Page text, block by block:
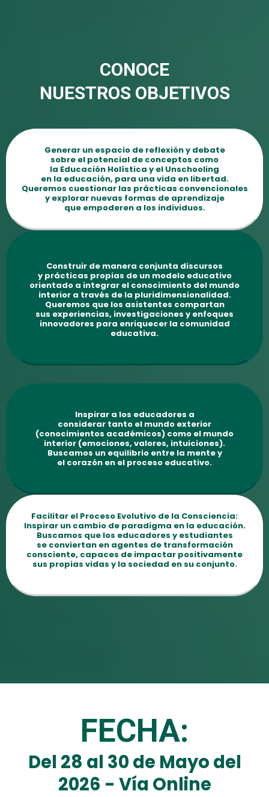
CONOCE
NUESTROS OBJETIVOS
Generar un espacio de reflexión y debate
sobre el potencial de conceptos como
la Educación Holística y el Unschooling
en la educación, para una vida en libertad.
Queremos cuestionar las prácticas convencionales
y explorar nuevas formas de aprendizaje
que empoderen a los individuos.
Construir de manera conjunta discursos
y prácticas propias de un modelo educativo
orientado a integrar el conocimiento del mundo
interior a través de la pluridimensionalidad.
Queremos que los asistentes compartan
sus experiencias, investigaciones y enfoques
innovadores para enriquecer la comunidad
educativa.
Inspirar a los educadores a
considerar tanto el mundo exterior
(conocimientos académicos) como el mundo
interior (emociones, valores, intuiciones).
Buscamos un equilibrio entre la mente y
el corazón en el proceso educativo.
Facilitar el Proceso Evolutivo de la Consciencia:
Inspirar un cambio de paradigma en la educación.
Buscamos que los educadores y estudiantes
se conviertan en agentes de transformación
consciente, capaces de impactar positivamente
sus propias vidas y la sociedad en su conjunto.
FECHA:
Del 28 al 30 de Mayo del
2026 - Vía Online